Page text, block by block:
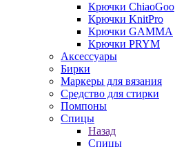
Крючки ChiaoGoo
Крючки KnitPro
Крючки GAMMA
Крючки PRYM
Аксессуары
Бирки
Маркеры для вязания
Средство для стирки
Помпоны
Спицы
Назад
Спицы